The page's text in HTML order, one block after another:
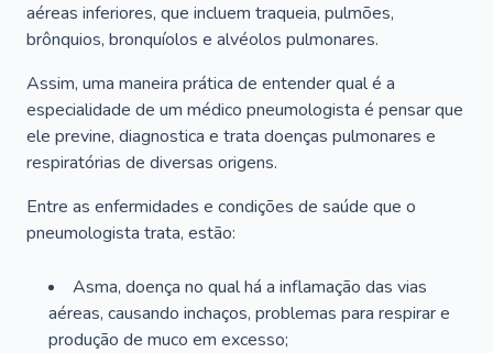
aéreas inferiores, que incluem traqueia, pulmões,
brônquios, bronquíolos e alvéolos pulmonares.
Assim, uma maneira prática de entender qual é a
especialidade de um médico pneumologista é pensar que
ele previne, diagnostica e trata doenças pulmonares e
respiratórias de diversas origens.
Entre as enfermidades e condições de saúde que o
pneumologista trata, estão:
Asma, doença no qual há a inflamação das vias
aéreas, causando inchaços, problemas para respirar e
produção de muco em excesso;